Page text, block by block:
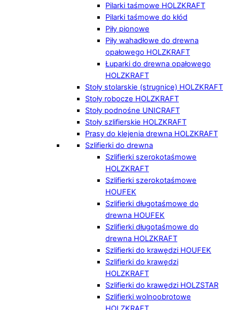
Pilarki taśmowe HOLZKRAFT
Pilarki taśmowe do kłód
Piły pionowe
Piły wahadłowe do drewna
opałowego HOLZKRAFT
Łuparki do drewna opałowego
HOLZKRAFT
Stoły stolarskie (strugnice) HOLZKRAFT
Stoły robocze HOLZKRAFT
Stoły podnośne UNICRAFT
Stoły szlifierskie HOLZKRAFT
Prasy do klejenia drewna HOLZKRAFT
Szlifierki do drewna
Szlifierki szerokotaśmowe
HOLZKRAFT
Szlifierki szerokotaśmowe
HOUFEK
Szlifierki długotaśmowe do
drewna HOUFEK
Szlifierki długotaśmowe do
drewna HOLZKRAFT
Szlifierki do krawędzi HOUFEK
Szlifierki do krawędzi
HOLZKRAFT
Szlifierki do krawędzi HOLZSTAR
Szlifierki wolnoobrotowe